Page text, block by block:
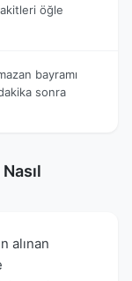
öğle
bayramı
sonra
alınan